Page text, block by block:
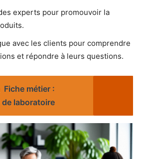
experts pour promouvoir la
avec les clients pour comprendre
et répondre à leurs questions.
Fiche métier :
laboratoire